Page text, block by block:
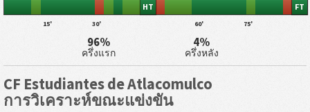
15' 30'
HT
60' 75'
FT
96%
ครึ่งแรก
4%
ครึ่งหลัง
CF Estudiantes de Atlacomulco
การวิเคราะห์ขณะแข่งขัน